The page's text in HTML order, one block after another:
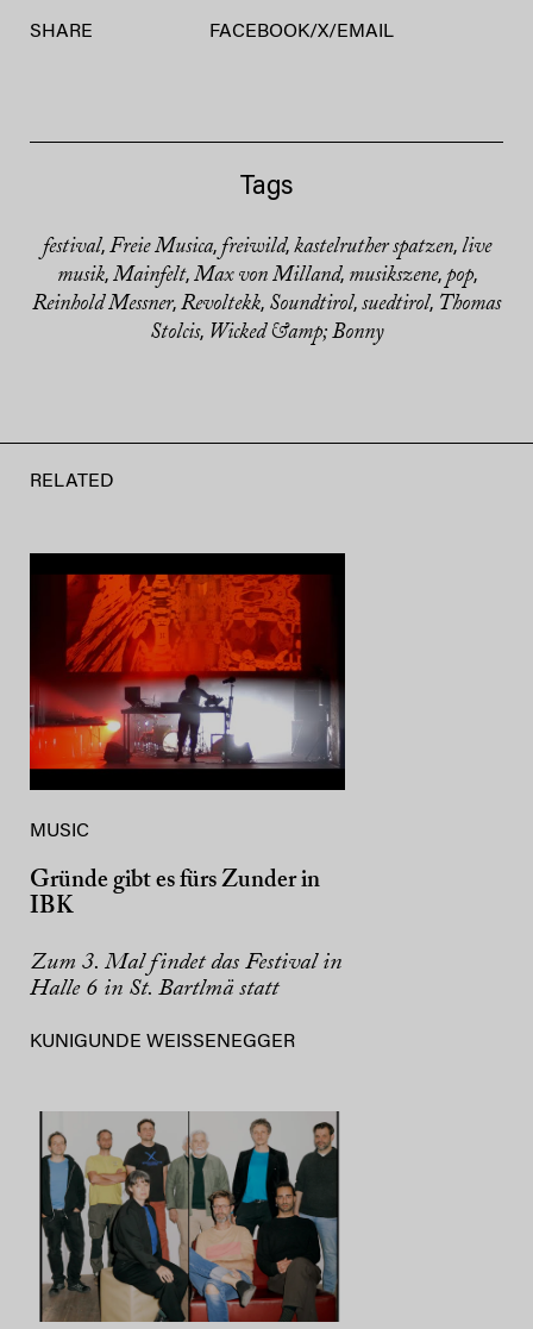
SHARE FACEBOOK/X/ EMAIL
Tags
festival, Freie Musica, freiwild, kastelruther spatzen, live
musik, Mainfelt, Max von Milland, musikszene, pop,
Reinhold Messner, Revoltekk, Soundtirol, suedtirol, Thomas
Stolcis, Wicked &amp; Bonny
RELATED
MUSIC
Gründe gibt es fürs Zunder in
IBK
Zum 3. Mal findet das Festival in
Halle 6 in St. Bartlmä statt
KUNIGUNDE WEISSENEGGER